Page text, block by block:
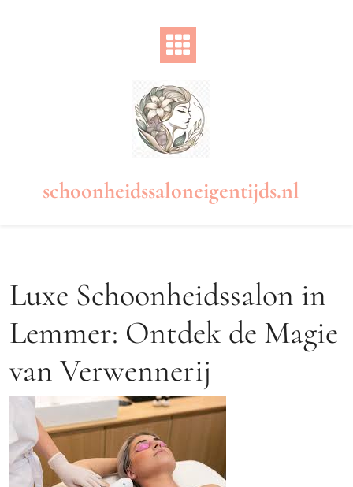
schoonheidssaloneigentijds.nl
Luxe Schoonheidssalon in
Lemmer: Ontdek de Magie
van Verwennerij